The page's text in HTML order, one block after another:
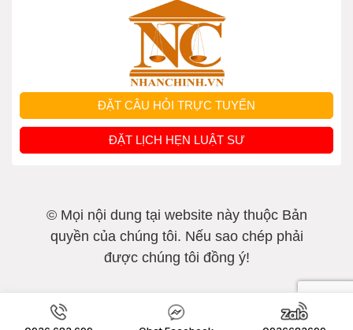
ĐẶT CÂU HỎI TRỰC TUYẾN
ĐẶT LỊCH HẸN LUẬT SƯ
© Mọi nội dung tại website này thuộc Bản
quyền của chúng tôi. Nếu sao chép phải
được chúng tôi đồng ý!